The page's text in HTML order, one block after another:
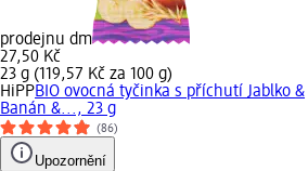
prodejnu dm
27,50 Kč
23 g (119,57 Kč za 100 g)
HiPPBIO ovocná tyčinka s příchutí Jablko &
Banán &..., 23 g
(86)
Upozornění